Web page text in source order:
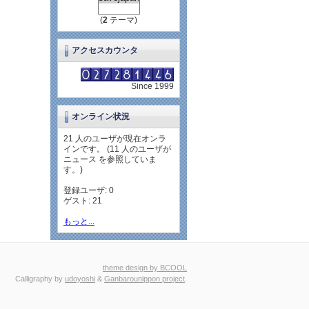
(2 テーマ)
アクセスカウンタ
Since 1999
オンライン状況
21 人のユーザが現在オンラ
インです。 (11 人のユーザが
ニュース を参照していま
す。)
登録ユーザ: 0
ゲスト: 21
もっと...
theme design by BCOOL
Calligraphy by udoyoshi & Ganbarounippon project